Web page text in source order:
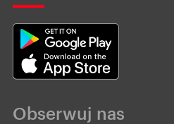
Obserwuj nas